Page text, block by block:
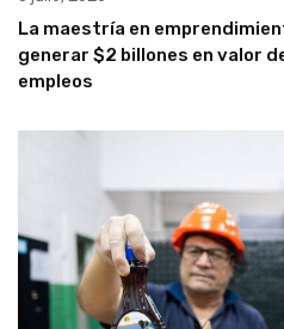
La maestría en
generar $2 billones en valor
empleos